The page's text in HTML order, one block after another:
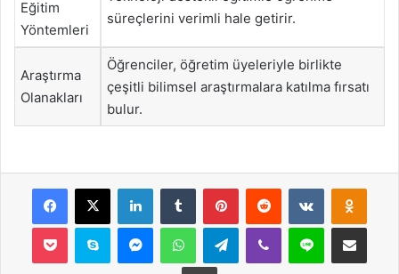
Eğitim
Yöntemleri
süreçlerini verimli hale getirir.
Araştırma
Olanakları
Öğrenciler, öğretim üyeleriyle birlikte
çeşitli bilimsel araştırmalara katılma fırsatı
bulur.
Facebook
X LinkedInTumblr PinterestReddit VKontakte
Pocket Skype MessengerWhatsAppTelegramViber Line E-Posta ile
Yazdır